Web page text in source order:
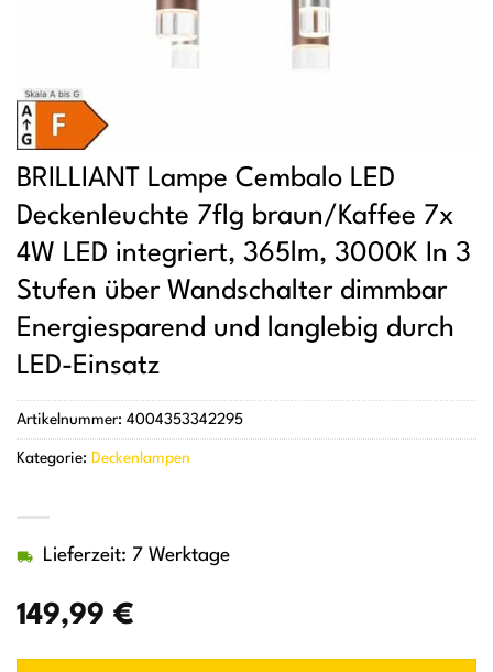
BRILLIANT Lampe Cembalo LED
Deckenleuchte 7flg braun/Kaffee 7x
4W LED integriert, 365lm, 3000K In 3
Stufen über Wandschalter dimmbar
Energiesparend und langlebig durch
LED-Einsatz
149,99 €
Lieferzeit: 7 Werktage
Artikelnummer: 4004353342295
Kategorie: Deckenlampen